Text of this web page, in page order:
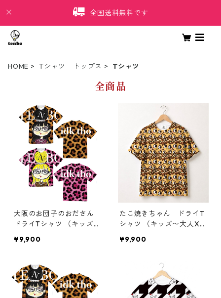
全国送料無料です
HOME Tシャツ トップス Tシャツ
全商品
大阪のお団子のおださん
ドライTシャツ （キッズ〜
¥9,900
たこ焼きちゃん ドライT
シャツ （キッズ〜大人X
¥9,900